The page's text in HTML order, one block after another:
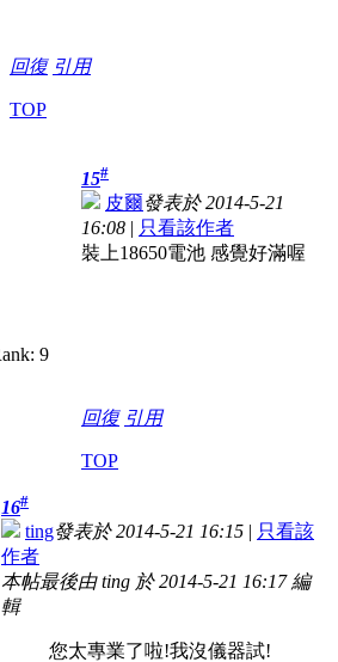
回復 引用
TOP
15#
皮爾發表於 2014-5-21
16:08 | 只看該作者
裝上18650電池 感覺好滿喔
回復 引用
TOP
16#
ting發表於 2014-5-21 16:15 | 只看該
作者
本帖最後由 ting 於 2014-5-21 16:17 編
輯
您太專業了啦!我沒儀器試!